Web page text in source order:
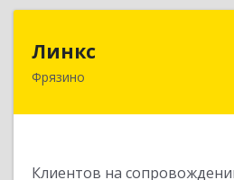
Линкс
Фрязино
Клиентов на
141190, Московская обл,